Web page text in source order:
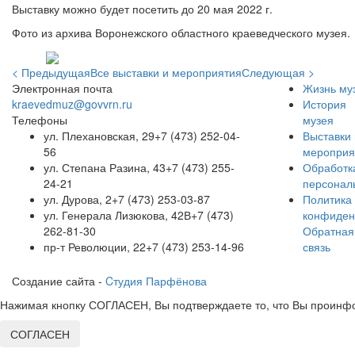
Выставку можно будет посетить до 20 мая 2022 г.
Фото из архива Воронежского областного краеведческого музея.
< ПредыдущаяВсе выставки и мероприятияСледующая >
Электронная почта
kraevedmuz@govvrn.ru
Телефоны
ул. Плехановская, 29+7 (473) 252-04-
56
ул. Степана Разина, 43+7 (473) 255-
24-21
ул. Дурова, 2+7 (473) 253-03-87
ул. Генерала Лизюкова, 42В+7 (473)
262-81-30
пр-т Революции, 22+7 (473) 253-14-96
Жизнь
История
музея
Выставки
Политика
Обратная
связь
Создание сайта - Cтудия Парфёнова
Нажимая кнопку СОГЛАСЕН, Вы подтверждаете то, что Вы
СОГЛАСЕН